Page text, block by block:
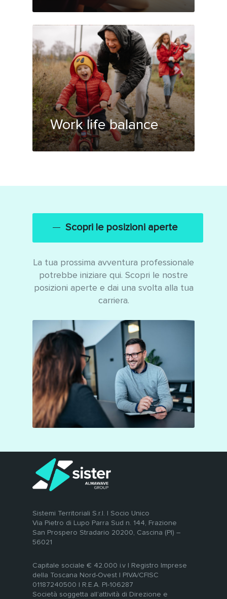
Work life balance
Scopri le posizioni aperte
La tua prossima avventura professionale
potrebbe iniziare qui. Scopri le nostre
posizioni aperte e dai una svolta alla tua
carriera.
Sistemi Territoriali S.r.l. | Socio Unico
Via Pietro di Lupo Parra Sud n. 144, Frazione
San Prospero Stradario 20200, Cascina (PI) –
56021
Capitale sociale € 42.000 i.v | Registro Imprese
della Toscana Nord-Ovest | PIVA/CFISC
01187240500 | R.E.A. PI-106287
Società soggetta all’attività di Direzione e